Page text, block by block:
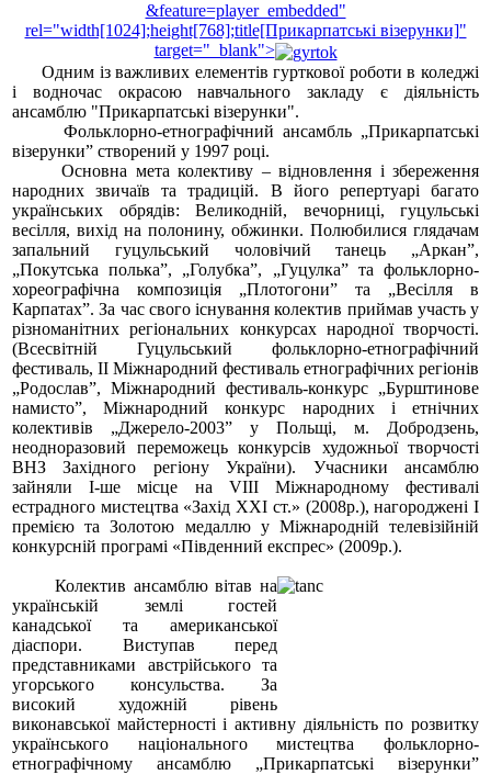
&feature=player_embedded"
rel="width[1024];height[768];title[Прикарпатські візерунки]"
target="_blank">
Одним із важливих елементів гурткової роботи в коледжі
і водночас окрасою навчального закладу є діяльність
ансамблю "Прикарпатські візерунки".
Фольклорно-етнографічний ансамбль „Прикарпатські
візерунки” створений у 1997 році.
Основна мета колективу – відновлення і збереження
народних звичаїв та традицій. В його репертуарі багато
українських обрядів: Великодній, вечорниці, гуцульські
весілля, вихід на полонину, обжинки. Полюбилися глядачам
запальний гуцульський чоловічий танець „Аркан”,
„Покутська полька”, „Голубка”, „Гуцулка” та фольклорно-
хореографічна композиція „Плотогони” та „Весілля в
Карпатах”. За час свого існування колектив приймав участь у
різноманітних регіональних конкурсах народної творчості.
(Всесвітній Гуцульський фольклорно-етнографічний
фестиваль, ІІ Міжнародний фестиваль етнографічних регіонів
„Родослав”, Міжнародний фестиваль-конкурс „Бурштинове
намисто”, Міжнародний конкурс народних і етнічних
колективів „Джерело-2003” у Польщі, м. Добродзень,
неодноразовий переможець конкурсів художньої творчості
ВНЗ Західного регіону України). Учасники ансамблю
зайняли І-ше місце на VІІІ Міжнародному фестивалі
естрадного мистецтва «Захід ХХІ ст.» (2008р.), нагороджені І
премією та Золотою медаллю у Міжнародній телевізійній
конкурсній програмі «Південний експрес» (2009р.).
Колектив ансамблю вітав на
українській землі гостей
канадської та американської
діаспори. Виступав перед
представниками австрійського та
угорського консульства. За
високий художній рівень
виконавської майстерності і активну діяльність по розвитку
українського національного мистецтва фольклорно-
етнографічному ансамблю „Прикарпатські візерунки”